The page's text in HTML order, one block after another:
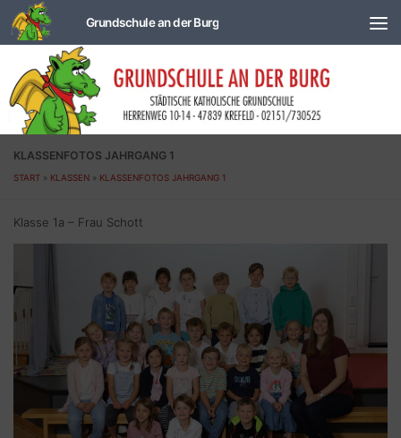
Zum Inhalt springen
KLASSENFOTOS JAHRGANG 1
START » KLASSEN » KLASSENFOTOS JAHRGANG 1
Klasse 1a – Frau Schott